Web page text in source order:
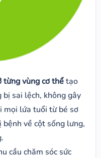
từng vùng cơ thểtạo
sai lệch, không gây
mọi lứa tuổi từ bé sơ
về cột sống lưng,
cầu chăm sóc sức